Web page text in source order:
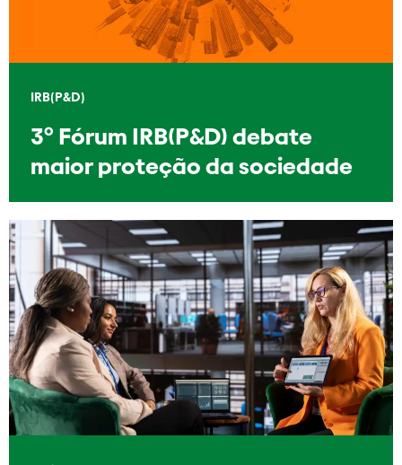
IRB(P&D)
3º Fórum IRB(P&D) debate
maior proteção da sociedade